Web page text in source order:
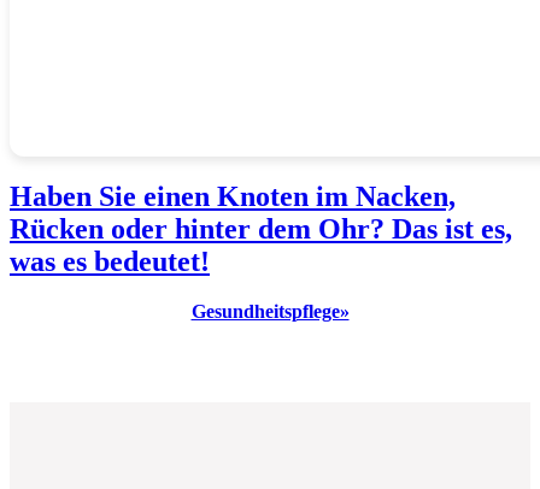
Haben Sie einen Knoten im Nacken,
Rücken oder hinter dem Ohr? Das ist es,
was es bedeutet!
Gesundheitspflege»